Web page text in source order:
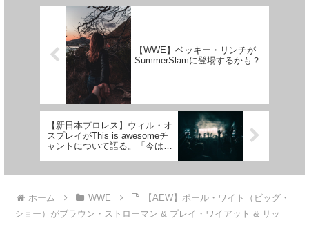
展開。2人の歴史を知るファン
チーム名を"...
【WWE】ベッキー・リンチが
SummerSlamに登場するかも？
【新日本プロレス】ウィル・オ
スプレイがThis is awesomeチ
ャントについて語る。「今は簡
ホーム WWE
【AEW】ポール・ワイト（ビッグ・
ショー）がブラウン・ストローマン & ブレイ・ワイアット & リッ